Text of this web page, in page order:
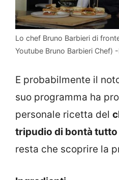
Lo chef Bruno Barbieri di
Youtube Bruno Barbieri Chef)
E probabilmente il
suo programma ha
personale ricetta del
tripudio di bontà tutto
resta che scoprire la